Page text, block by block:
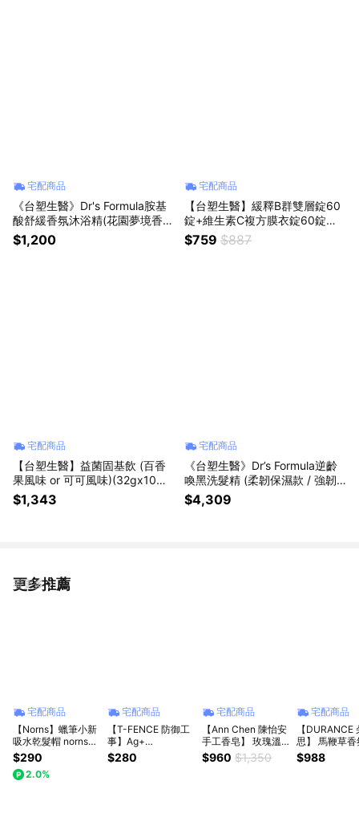
宅配商品
《台塑生醫》Dr's Formula胺基
酸舒緩香氛沐浴精(花園夢境香
氛)800gx6入｜母親節｜生日禮
物｜獅子座｜父親節｜保健｜女
$1,200
宅配商品
【台塑生醫】緩釋B群雙層錠60
錠+維生素C複方膜衣錠60錠｜
七夕｜生日禮物｜巨蟹座｜勞動
節｜保健｜女性｜好朋友｜喜歡
$759 $887
宅配商品
【台塑生醫】益菌固基飲 (百香
果風味 or 可可風味)(32gx10包/
盒) 2盒/組｜七夕｜生日禮物｜
獅子座｜父親節｜勞動節｜保健
$1,343
宅配商品
《台塑生醫》Dr’s Formula逆齡
喚黑洗髮精 (柔韌保濕款 / 強韌
豐盈款 )580g任選12入組｜霸氣
｜一箱｜一年份｜七夕｜生日禮
$4,309
更多推薦
看更多
宅配商品
【Norns】蠟筆小新
吸水乾髮帽 norns
Original Design 小
白超細纖維快乾髮帽
(每款式最少需購買2
$290
2.0%
宅配商品
【T-FENCE 防御工
事】Ag+
Deodorizing Spray
防御工事 銀離子 球
$280
宅配商品
【Ann Chen 陳怡安
手工香皂】 玫瑰溫
柔保濕潤膚禮盒組
(粉玫優格/玫瑰燕麥/
$960 $1,350
宅配商品
【DURANCE
思】 馬鞭草香
衣精(500ml)
枕頭香水
$988